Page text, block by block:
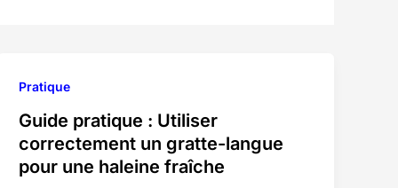
Pratique
Guide pratique : Utiliser
correctement un gratte-langue
pour une haleine fraîche